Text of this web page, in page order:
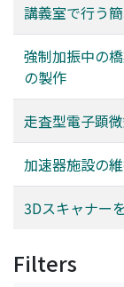
講義室で行う
強制加振中の
の製作
走査型電子顕
加速器施設の
3Dスキャナー
Filters